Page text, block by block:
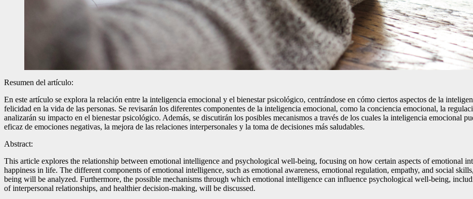
Resumen del artículo:
En este artículo se explora la relación entre la inteligencia emocional y el bienestar psicológico, centrándose en cómo ciertos aspectos de la
felicidad en la vida de las personas. Se revisarán los diferentes componentes de la inteligencia emocional, como la conciencia emocional, la
analizarán su impacto en el bienestar psicológico. Además, se discutirán los posibles mecanismos a través de los cuales la inteligencia emocional
eficaz de emociones negativas, la mejora de las relaciones interpersonales y la toma de decisiones más saludables.
Abstract:
This article explores the relationship between emotional intelligence and psychological well-being, focusing on how certain aspects of emotional
happiness in life. The different components of emotional intelligence, such as emotional awareness, emotional regulation, empathy, and social
being will be analyzed. Furthermore, the possible mechanisms through which emotional intelligence can influence psychological well-being,
of interpersonal relationships, and healthier decision-making, will be discussed.